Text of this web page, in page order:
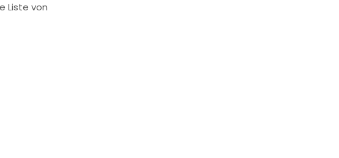
Liste von